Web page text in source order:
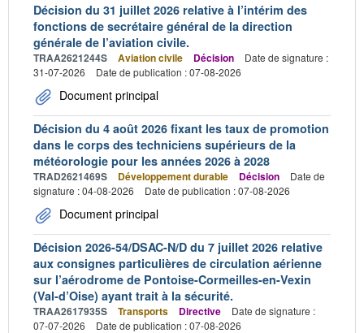
Décision du 31 juillet 2026 relative à l’intérim des
fonctions de secrétaire général de la direction
générale de l’aviation civile.
TRAA2621244S Aviation civile Décision
Date de signature :
31-07-2026
Date de publication : 07-08-2026
Document principal
Décision du 4 août 2026 fixant les taux de promotion
dans le corps des techniciens supérieurs de la
météorologie pour les années 2026 à 2028
TRAD2621469S Développement durable Décision
Date de
signature : 04-08-2026
Date de publication : 07-08-2026
Document principal
Décision 2026-54/DSAC-N/D du 7 juillet 2026 relative
aux consignes particulières de circulation aérienne
sur l’aérodrome de Pontoise-Cormeilles-en-Vexin
(Val-d’Oise) ayant trait à la sécurité.
TRAA2617935S Transports Directive
Date de signature :
07-07-2026
Date de publication : 07-08-2026